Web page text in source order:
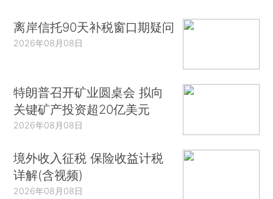
离岸信托90天补税窗口期疑问
2026年08月08日
特朗普召开矿业圆桌会 拟向
关键矿产投资超20亿美元
2026年08月08日
境外收入征税 保险收益计税
详解(含视频)
2026年08月08日